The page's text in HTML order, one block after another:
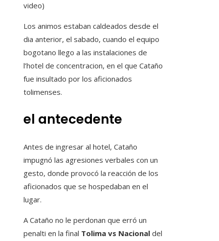
video)
Los animos estaban caldeados desde el
dia anterior, el sabado, cuando el equipo
bogotano llego a las instalaciones de
l’hotel de concentracion, en el que Cataño
fue insultado por los aficionados
tolimenses.
el antecedente
Antes de ingresar al hotel, Cataño
impugnó las agresiones verbales con un
gesto, donde provocó la reacción de los
aficionados que se hospedaban en el
lugar.
A Cataño no le perdonan que erró un
penalti en la final Tolima vs Nacional del